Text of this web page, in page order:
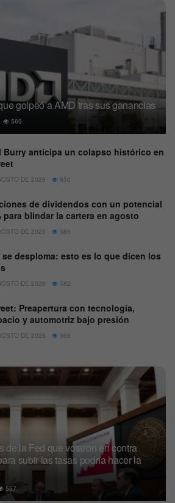
golpeó a AMD tras sus ganancias
569
Burry anticipa un colapso histórico en
DE 2026 630
de dividendos con un potencial
para blindar la cartera en agosto
DE 2026 586
se desploma: esto es lo que dicen los
DE 2026 582
Preapertura con tecnología,
y automotriz bajo presión
DE 2026 566
de la Fed que votaron en contra
subir las tasas podría hacer la
557